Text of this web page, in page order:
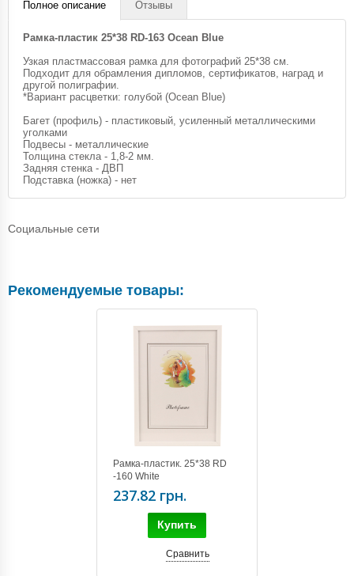
Полное описание Отзывы
Рамка-пластик 25*38 RD-163 Ocean Blue
Узкая пластмассовая рамка для фотографий 25*38 см.
Подходит для обрамления дипломов, сертификатов, наград и
другой полиграфии.
*Вариант расцветки: голубой (Ocean Blue)
Багет (профиль) - пластиковый, усиленный металлическими
уголками
Подвесы - металлические
Толщина стекла - 1,8-2 мм.
Задняя стенка - ДВП
Подставка (ножка) - нет
Социальные сети
Рекомендуемые товары:
Рамка-пластик. 25*38 RD
-160 White
237.82 грн.
Купить
Сравнить